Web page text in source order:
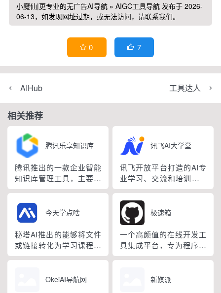
小魔仙|更专业的无广告AI导航 » AIGC工具导航 发布于 2026-
06-13，如发现网址过期，或无法访问，请联系我们。
 0  7
AIHub 工具达人
相关推荐
腾讯乐享知识库
腾讯推出的一款企业智能
知识库管理工具，主要帮
助企业搭建自己的知识
和使用。
讯飞AI大学堂
讯飞开放平台打造的AI专
业学习、交流和培训的AI
课堂。为AI领域开发者、
爱好者提供专业、有趣、
实用的AI培训课程，致力
于推动AI技术的普及和应
用。
今天学点啥
秘塔AI推出的能够将文件
或链接转化为学习课程的
AI学习工具，通过互动式
语音技术，将复杂的内容
极速箱
一个高颜值的在线开发工
具集成平台，专为程序员
设计，提供多种实用工
解码、网络测试等，帮助
OkeiAI导航网 新媒派